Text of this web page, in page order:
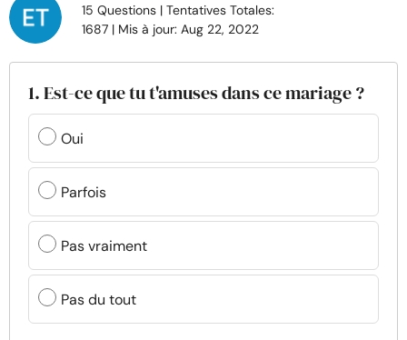
Relations
Aide
Cours
Ressources
Communauté
15 Questions | Tentatives Totales:
1687 | Mis à jour: Aug 22, 2022
1. Est-ce que tu t'amuses dans ce mariage ?
Oui
Parfois
Pas vraiment
Pas du tout